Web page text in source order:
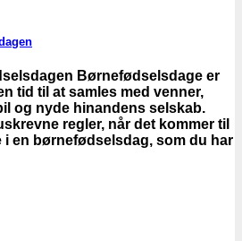
Børnefødselsdage er
tid til at samles med venner,
og nyde hinandens selskab.
regler, når det kommer til
i en børnefødselsdag, som du har